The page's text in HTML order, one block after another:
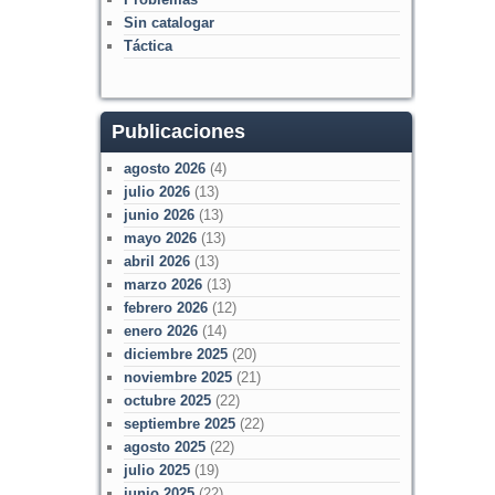
Sin catalogar
Táctica
Publicaciones
agosto 2026(4)
julio 2026(13)
junio 2026(13)
mayo 2026(13)
abril 2026(13)
marzo 2026(13)
febrero 2026(12)
enero 2026(14)
diciembre 2025(20)
noviembre 2025(21)
octubre 2025(22)
septiembre 2025(22)
agosto 2025(22)
julio 2025(19)